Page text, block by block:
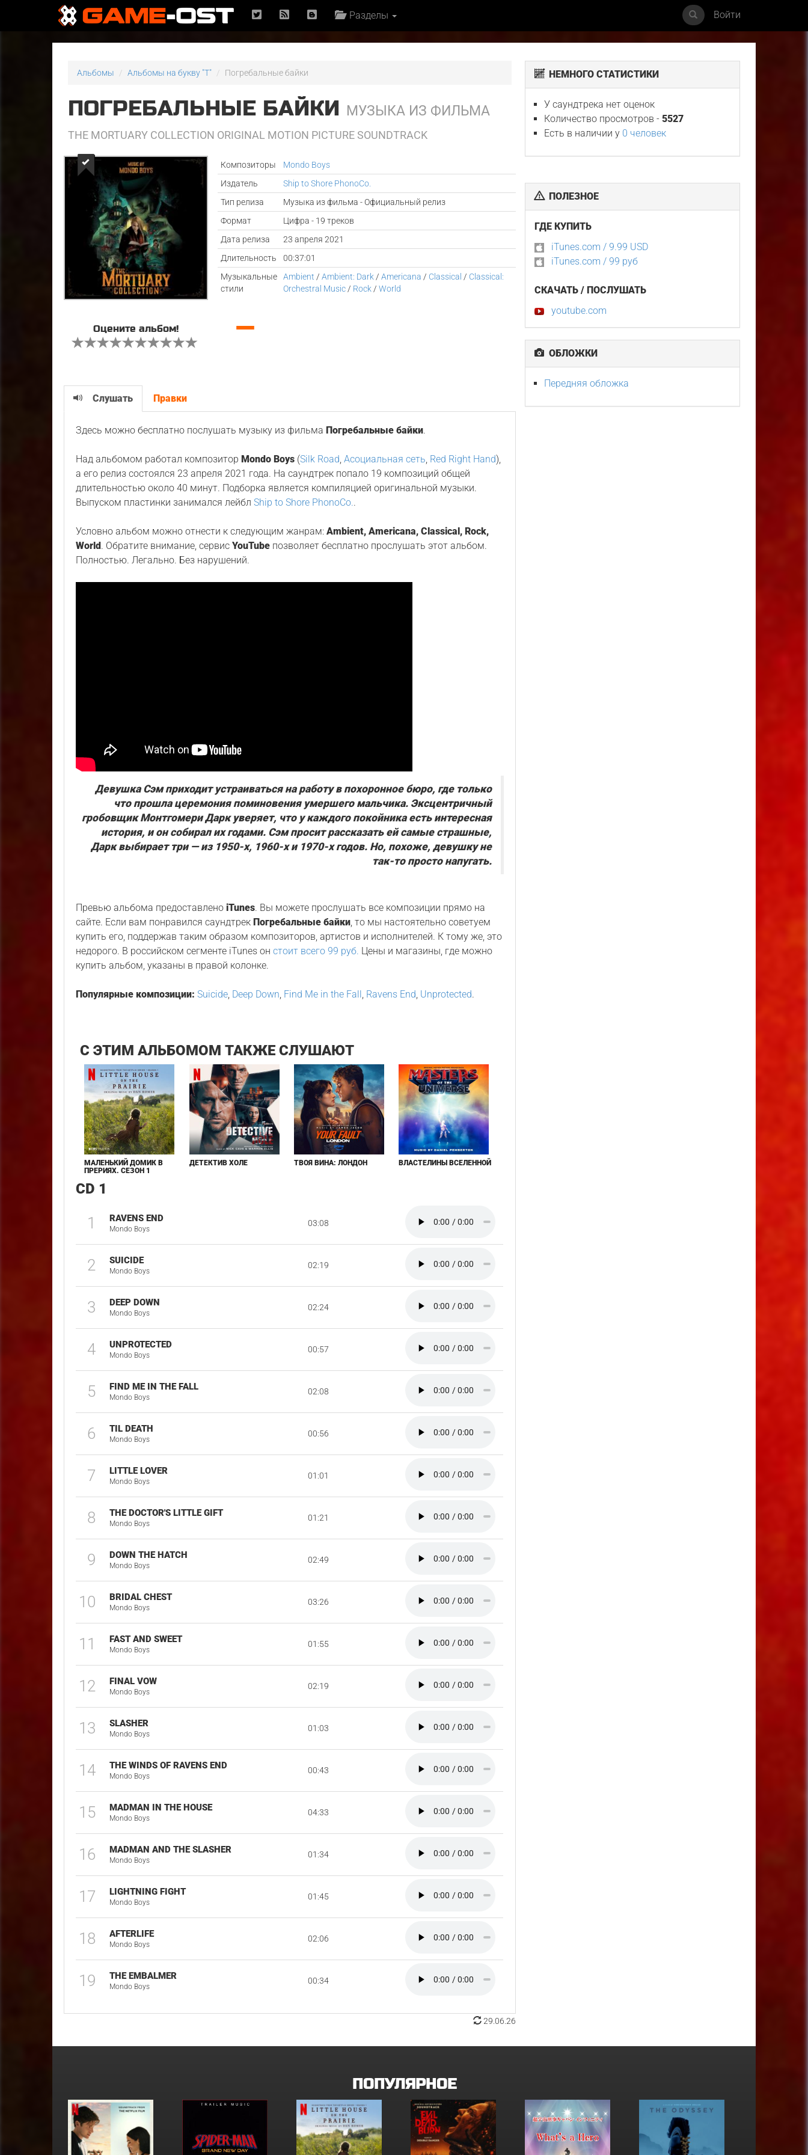
Разделы Войти
Альбомы Альбомы на букву "T" Погребальные байки
ПОГРЕБАЛЬНЫЕ БАЙКИ МУЗЫКА ИЗ ФИЛЬМА
THE MORTUARY COLLECTION ORIGINAL MOTION PICTURE SOUNDTRACK
Композиторы
Mondo Boys
Издатель
Ship to Shore PhonoCo.
Тип релиза
Музыка из фильма - Официальный релиз
Формат
Цифра - 19 треков
Дата релиза
23 апреля 2021
Длительность
00:37:01
Музыкальные
стили
Ambient / Ambient: Dark/ Americana / Classical / Classical:
Orchestral Music/ Rock/ World
Оцените альбом! —
Слушать Правки
Здесь можно бесплатно послушать музыку из фильмаПогребальные байки.
Над альбомом работал композиторMondo Boys (Silk Road,Асоциальная сеть, Red Right Hand),
а его релиз состоялся 23 апреля 2021 года. На саундтрек попало 19 композиций общей
длительностью около 40 минут. Подборка является компиляцией оригинальной музыки.
Выпуском пластинки занимался лейблShip to Shore PhonoCo..
Условно альбом можно отнести к следующим жанрам:Ambient, Americana, Classical, Rock,
World. Обратите внимание, сервисYouTube позволяет бесплатно прослушать этот альбом.
Полностью. Легально. Без нарушений.
Девушка Сэм приходит устраиваться на работу в похоронное бюро, где только
что прошла церемония поминовения умершего мальчика. Эксцентричный
гробовщик Монтгомери Дарк уверяет, что у каждого покойника есть интересная
история, и он собирал их годами. Сэм просит рассказать ей самые страшные,
Дарк выбирает три — из 1950-х, 1960-х и 1970-х годов. Но, похоже, девушку не
так-то просто напугать.
Превью альбома предоставленоiTunes. Вы можете прослушать все композиции прямо на
сайте. Если вам понравился саундтрекПогребальные байки, то мы настоятельно советуем
купить его, поддержав таким образом композиторов, артистов и исполнителей. К тому же, это
недорого. В российском сегменте iTunes онстоит всего 99 руб. Цены и магазины, где можно
купить альбом, указаны в правой колонке.
Популярные композиции:Suicide, Deep Down, Find Me in the Fall, Ravens End, Unprotected.
С ЭТИМ АЛЬБОМОМ ТАКЖЕ СЛУШАЮТ
МАЛЕНЬКИЙ ДОМИК В
ПРЕРИЯХ. СЕЗОН 1
ДЕТЕКТИВ ХОЛЕ ТВОЯ ВИНА: ЛОНДОН ВЛАСТЕЛИНЫ ВСЕЛЕННОЙ
CD 1
1 RAVENS END
Mondo Boys
03:08
2 SUICIDE
Mondo Boys
02:19
3 DEEP DOWN
Mondo Boys
02:24
4 UNPROTECTED
Mondo Boys
00:57
5 FIND ME IN THE FALL
Mondo Boys
02:08
6 TIL DEATH
Mondo Boys
00:56
7 LITTLE LOVER
Mondo Boys
01:01
8 THE DOCTOR'S LITTLE GIFT
Mondo Boys
01:21
9 DOWN THE HATCH
Mondo Boys
02:49
10 BRIDAL CHEST
Mondo Boys
03:26
11 FAST AND SWEET
Mondo Boys
01:55
12 FINAL VOW
Mondo Boys
02:19
13 SLASHER
Mondo Boys
01:03
14 THE WINDS OF RAVENS END
Mondo Boys
00:43
15 MADMAN IN THE HOUSE
Mondo Boys
04:33
16 MADMAN AND THE SLASHER
Mondo Boys
01:34
17 LIGHTNING FIGHT
Mondo Boys
01:45
18 AFTERLIFE
Mondo Boys
02:06
19 THE EMBALMER
Mondo Boys
00:34
29.06.26
НЕМНОГО СТАТИСТИКИ
У саундтрека нет оценок
Количество просмотров -5527
Есть в наличии у 0 человек
ПОЛЕЗНОЕ
ГДЕ КУПИТЬ
iTunes.com / 9.99 USD
iTunes.com / 99 руб
СКАЧАТЬ / ПОСЛУШАТЬ
youtube.com
ОБЛОЖКИ
Передняя обложка
ПОПУЛЯРНОЕ